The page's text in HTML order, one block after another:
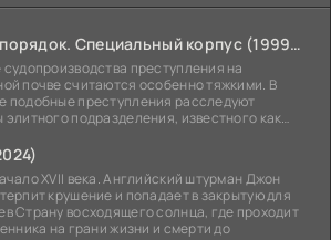
Закон и порядок. Специальный корпус (1999-2026)
судопроизводства преступления на
почве считаются особенно тяжкими. В
подобные преступления расследуют
элитного подразделения, известного как
XVII века. Английский штурман Джон
крушение и попадает в закрытую для
Страну восходящего солнца, где проходит
на грани жизни и смерти до